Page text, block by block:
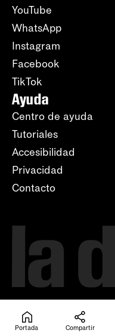
YouTube
WhatsApp
Instagram
Facebook
TikTok
Ayuda
Centro de ayuda
Tutoriales
Accesibilidad
Privacidad
Contacto
Portada Compartir